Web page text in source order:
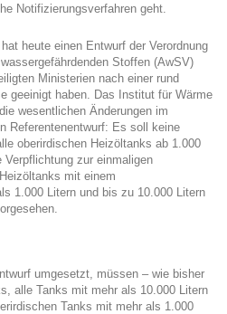
Notifizierungsverfahren geht.
heute einen Entwurf der Verordnung
Stoffen (AwSV)
Ministerien nach einer rund
geeinigt haben. Das Institut für Wärme
wesentlichen Änderungen im
Referentenentwurf: Es soll keine
oberirdischen Heizöltanks ab 1.000
Verpflichtung zur einmaligen
mit einem
1.000 Litern und bis zu 10.000 Litern
umgesetzt, müssen – wie bisher
alle Tanks mit mehr als 10.000 Litern
Tanks mit mehr als 1.000